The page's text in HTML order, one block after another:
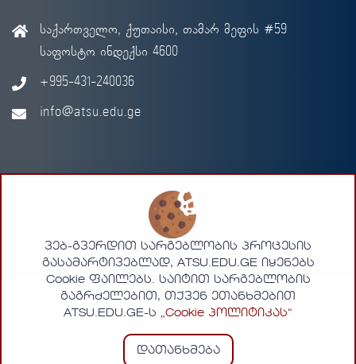
ვებ-გვერდით სარგებლობის პროცესის
გასამარტივებლად, ATSU.EDU.GE იყენებს
Cookie ფაილებს. საიტით სარგებლობის
გაგრძელებით, თქვენ ეთანხმებით
ATSU.EDU.GE-ს „Cookie პოლიტიკას“
დათანხმება
საქართველო, ქუთაისი, თამარ მეფის #59
საფოსტო ინდექსი 4600
+995-431-240036
info@atsu.edu.ge
© 2026 - აკაკი წერეთლის სახელმწიფო უნივერსიტეტი
Designed byMMLAB